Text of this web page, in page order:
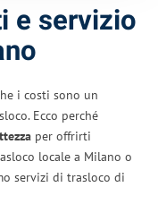
e servizio
i costi sono un
Ecco perché
per offrirti
locale a Milano o
servizi di trasloco di